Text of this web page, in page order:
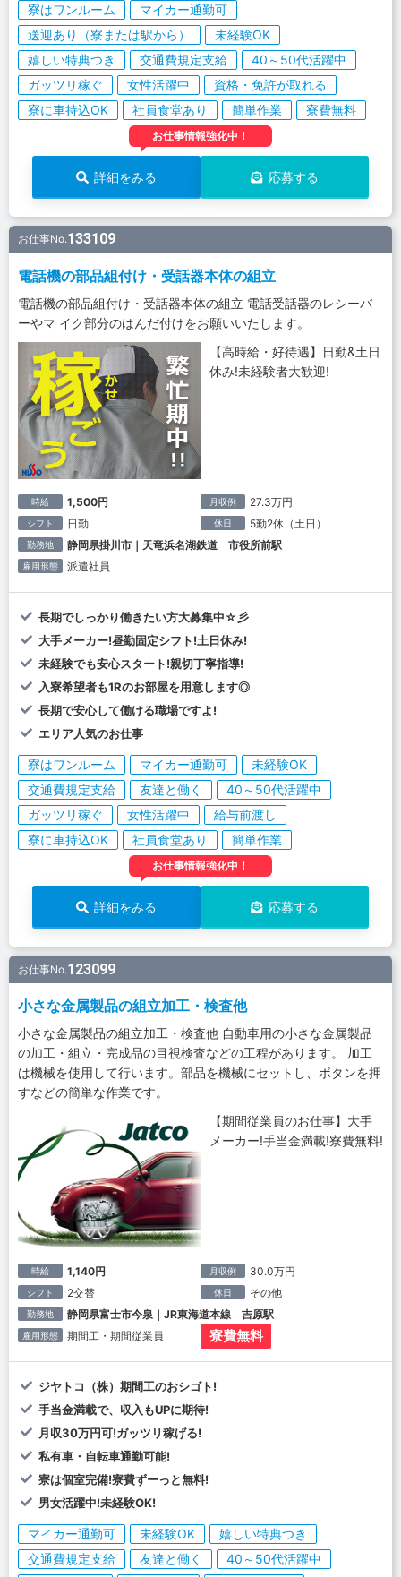
寮はワンルーム
マイカー通勤可
送迎あり（寮または駅から）
未経験OK
嬉しい特典つき
交通費規定支給
40～50代活躍中
ガッツリ稼ぐ
女性活躍中
資格・免許が取れる
寮に車持込OK
社員食堂あり 簡単作業 寮費無料
お仕事情報強化中！
詳細をみる 応募する
お仕事No.133109
電話機の部品組付け・受話器本体の組立
電話機の部品組付け・受話器本体の組立 電話受話器のレシーバ
ーやマ イク部分のはんだ付けをお願いいたします。
【高時給・好待遇】日勤&土日
休み!未経験者大歓迎!
時給 1,500円 月収例 27.3万円
シフト 日勤 休日 5勤2休（土日）
勤務地 静岡県掛川市｜天竜浜名湖鉄道 市役所前駅
雇用形態 派遣社員
長期でしっかり働きたい方大募集中☆彡
大手メーカー!昼勤固定シフト!土日休み!
未経験でも安心スタート!親切丁寧指導!
入寮希望者も1Rのお部屋を用意します◎
長期で安心して働ける職場ですよ!
エリア人気のお仕事
寮はワンルーム マイカー通勤可
未経験OK
交通費規定支給
友達と働く
40～50代活躍中
ガッツリ稼ぐ
女性活躍中
給与前渡し
寮に車持込OK
社員食堂あり 簡単作業
お仕事情報強化中！
詳細をみる 応募する
お仕事No.123099
小さな金属製品の組立加工・検査他
小さな金属製品の組立加工・検査他 自動車用の小さな金属製品
の加工・組立・完成品の目視検査などの工程があります。 加工
は機械を使用して行います。部品を機械にセットし、ボタンを押
すなどの簡単な作業です。
【期間従業員のお仕事】大手
メーカー!手当金満載!寮費無料!
時給 1,140円 月収例 30.0万円
シフト 2交替 休日 その他
勤務地 静岡県富士市今泉｜JR東海道本線 吉原駅
雇用形態 期間工・期間従業員 寮費無料
ジヤトコ（株）期間工のおシゴト!
手当金満載で、収入もUPに期待!
月収30万円可!ガッツリ稼げる!
私有車・自転車通勤可能!
寮は個室完備!寮費ずーっと無料!
男女活躍中!未経験OK!
マイカー通勤可 未経験OK
嬉しい特典つき
交通費規定支給
友達と働く
40～50代活躍中